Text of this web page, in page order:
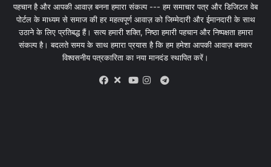
पहचान है और आपकी आवाज़ बनना हमारा संकल्प --- हम समाचार पत्र और डिजिटल वेब
पोर्टल के माध्यम से समाज की हर महत्वपूर्ण आवाज़ को जिम्मेदारी और ईमानदारी के साथ
उठाने के लिए प्रतिबद्ध हैं। सत्य हमारी शक्ति, निष्ठा हमारी पहचान और निष्पक्षता हमारा
संकल्प है। बदलते समय के साथ हमारा प्रयास है कि हम हमेशा आपकी आवाज़ बनकर
विश्वसनीय पत्रकारिता का नया मानदंड स्थापित करें।
X
Telegram